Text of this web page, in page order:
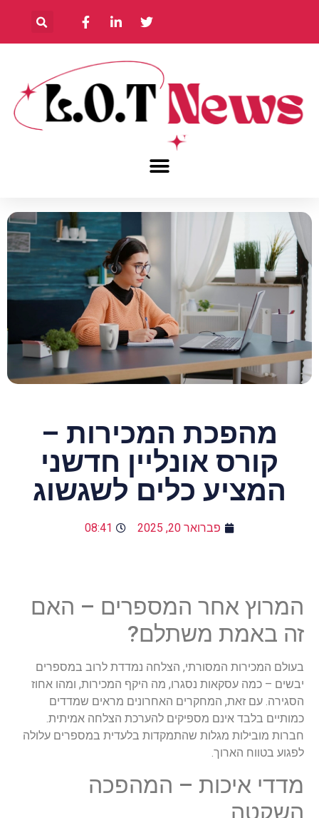
מהפכת המכירות –
קורס אונליין חדשני
המציע כלים לשגשוג
פברואר 20, 2025 08:41
המרוץ אחר המספרים – האם
זה באמת משתלם?
בעולם המכירות המסורתי, הצלחה נמדדת לרוב במספרים
יבשים – כמה עסקאות נסגרו, מה היקף המכירות, ומהו אחוז
הסגירה. עם זאת, המחקרים האחרונים מראים שמדדים
כמותיים בלבד אינם מספיקים להערכת הצלחה אמיתית.
חברות מובילות מגלות שהתמקדות בלעדית במספרים עלולה
לפגוע בטווח הארוך.
מדדי איכות – המהפכה
השקטה